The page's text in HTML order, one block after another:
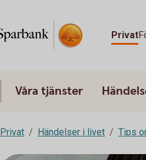
Privat
Våra tjänster
Privat Händelser i livet Tips